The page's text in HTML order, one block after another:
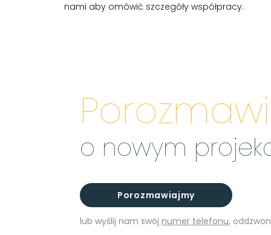
nami aby omówić szczegóły współpracy.
o nowym
Porozmawiajmy
lub wyślij nam swój numer telefonu,